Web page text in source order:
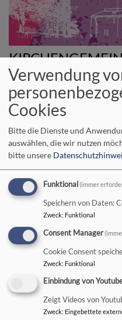
CHRISTUSKIRCHE
Die Schöpfung bewahren
Startseite Spielplatz-
Spielplatz-
am 22.
Verwendung
Cookies
Bitte die Dienste und
auswählen, die wir nutzen
bitte unsere
Funktional (immer
Speichern von Daten:
Zweck: Funktional
Consent Manager
Cookie Consent
Zweck: Funktional
Einbindung von
Zeigt Videos von
Zweck: Eingebettete